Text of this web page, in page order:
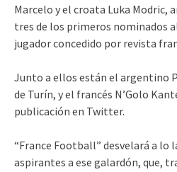
Marcelo y el croata Luka Modric,
tres de los primeros nominados
jugador concedido por revista
Junto a ellos están el argentino
de Turín, y el francés N’Golo
publicación en Twitter.
“France Football” desvelará a lo
aspirantes a ese galardón, que,